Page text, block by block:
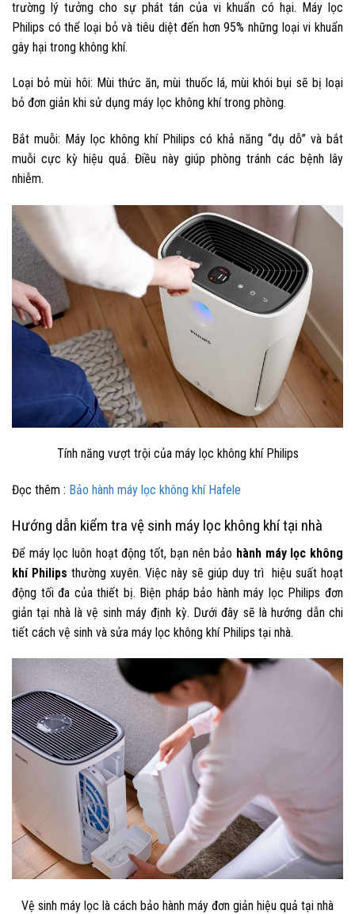
trường lý tưởng cho sự phát tán của vi khuẩn có hại. Máy lọc
Philips có thể loại bỏ và tiêu diệt đến hơn 95% những loại vi khuẩn
gây hại trong không khí.
Loại bỏ mùi hôi: Mùi thức ăn, mùi thuốc lá, mùi khói bụi sẽ bị loại
bỏ đơn giản khi sử dụng máy lọc không khí trong phòng.
Bắt muỗi: Máy lọc không khí Philips có khả năng “dụ dỗ” và bắt
muỗi cực kỳ hiệu quả. Điều này giúp phòng tránh các bệnh lây
nhiễm.
Tính năng vượt trội của máy lọc không khí Philips
Đọc thêm : Bảo hành máy lọc không khí Hafele
Hướng dẫn kiểm tra vệ sinh máy lọc không khí tại nhà
Để máy lọc luôn hoạt động tốt, bạn nênbảo hành máy lọc không
khí Philips thường xuyên. Việc này sẽ giúp duy trì hiệu suất hoạt
động tối đa của thiết bị. Biện pháp bảo hành máy lọc Philips đơn
giản tại nhà là vệ sinh máy định kỳ. Dưới đây sẽ là hướng dẫn chi
tiết cách vệ sinh và sửa máy lọc không khí Philips tại nhà.
Vệ sinh máy lọc là cách bảo hành máy đơn giản hiệu quả tại nhà